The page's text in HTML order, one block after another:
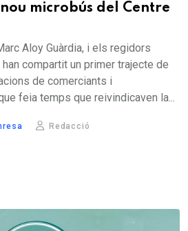
microbús del Centre
Aloy Guàrdia, i els regidors
compartit un primer trajecte de
de comerciants i
feia temps que reivindicaven la...
Redacció